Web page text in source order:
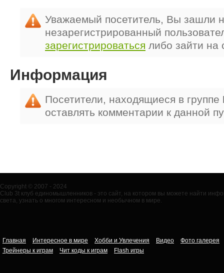
Уважаемый посетитель, Вы зашли
незарегистрированный
зарегистрироваться либо зайти на
Информация
Посетители, находящиеся в группе
оставлять комментарии к данной
Copyright © 2007 - 2024
Club 3t клуб единомышленников - это сайт, на котором вы можете найти
света, узнать о многом интересном и необычном в мире.
Главная Интересное в мире Хобби и Увлечения Видео
Фото галерея
Трейнеры к играм
Чит коды к играм Flash игры